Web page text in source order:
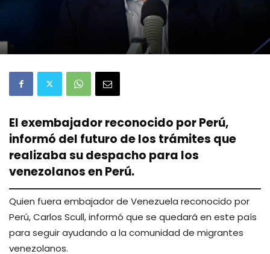
El exembajador reconocido por Perú,
informó del futuro de los trámites que
realizaba su despacho para los
venezolanos en Perú.
Quien fuera embajador de Venezuela reconocido por
Perú, Carlos Scull, informó que se quedará en este país
para seguir ayudando a la comunidad de migrantes
venezolanos.